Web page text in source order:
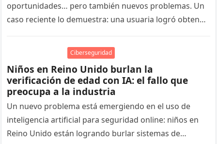
oportunidades… pero también nuevos problemas. Un
caso reciente lo demuestra: una usuaria logró obtener
Ciberseguridad
Niños en Reino Unido burlan la
verificación de edad con IA: el fallo que
preocupa a la industria
Un nuevo problema está emergiendo en el uso de
inteligencia artificial para seguridad online: niños en
Reino Unido están logrando burlar sistemas de